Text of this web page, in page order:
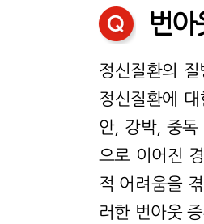
번아
정신질환의
정신질환에
안, 강박, 중독
으로 이어진
적 어려움을
러한 번아웃